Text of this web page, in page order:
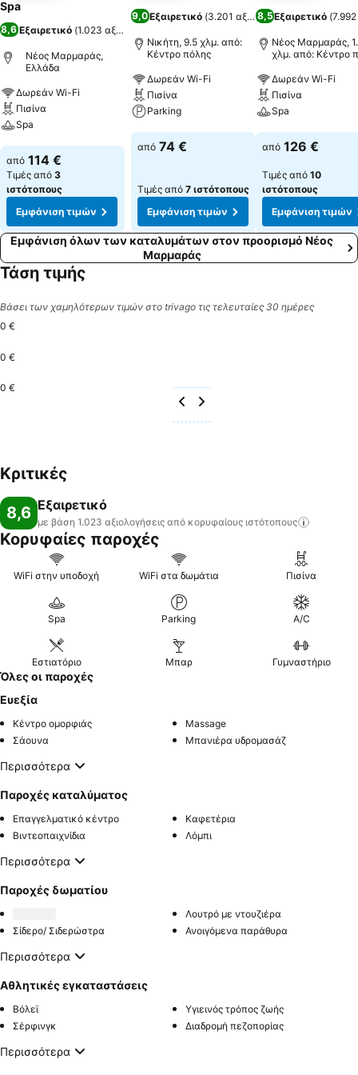
Spa
8,6Εξαιρετικό (1.023 αξιολογήσεις
Νέος Μαρμαράς,
Ελλάδα
Δωρεάν Wi-Fi
Πισίνα
Spa
Εμφάνιση τιμών
από 114 €
Τιμές από 3
ιστότοπους
Εμφάνιση τιμών
9,0Εξαιρετικό (3.201 αξιολογήσεις)
Νικήτη, 9.5 χλμ. από:
Κέντρο πόλης
Δωρεάν Wi-Fi
Πισίνα
Parking
Εμφάνιση τιμών
από 74 €
Τιμές από 7 ιστότοπους
Εμφάνιση τιμών
8,5Εξαιρετικό (7.992
Νέος Μαρμαράς,
χλμ. από: Κέντρο
Δωρεάν Wi-Fi
Πισίνα
Spa
Εμφάνιση τιμών
από 126 €
Τιμές από 10
ιστότοπους
Εμφάνιση τιμών
Εμφάνιση όλων των καταλυμάτων στον προορισμό Νέος
Μαρμαράς
Τάση τιμής
Βάσει των χαμηλότερων τιμών στο trivago τις τελευταίες 30 ημέρες
0 €
0 €
0 €
Κριτικές
8,6 Εξαιρετικό
με βάση 1.023 αξιολογήσεις από κορυφαίους ιστότοπους
Κορυφαίες παροχές
WiFi στην υποδοχή WiFi στα δωμάτια Πισίνα
Spa Parking A/C
Εστιατόριο Μπαρ Γυμναστήριο
Όλες οι παροχές
Ευεξία
Κέντρο ομορφιάς
Massage
Σάουνα
Μπανιέρα υδρομασάζ
Περισσότερα
Παροχές καταλύματος
Επαγγελματικό κέντρο
Καφετέρια
Βιντεοπαιχνίδια
Λόμπι
Περισσότερα
Παροχές δωματίου
Λουτρό με ντουζιέρα
Σίδερο/ Σιδερώστρα
Ανοιγόμενα παράθυρα
Περισσότερα
Αθλητικές εγκαταστάσεις
Βόλεϊ
Υγιεινός τρόπος ζωής
Σέρφινγκ
Διαδρομή πεζοπορίας
Περισσότερα